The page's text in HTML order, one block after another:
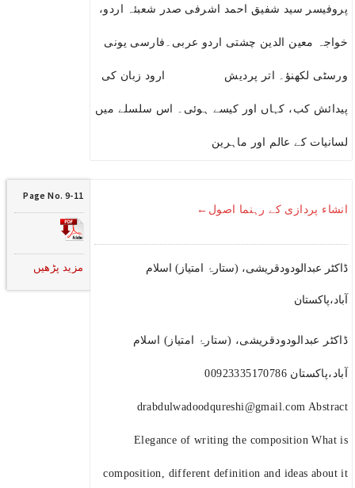
پروفیسر سید شفیق احمد اشرفی صدر شعبئہ اردو،
خواجہ معین الدین چشتی اردو عربی۔فارسی یونی
ورسٹی لکھنؤ۔ اتر پردیش ارود زبان کی
پیدائش کب، کہاں اور کیسے ہوئی۔ اس سلسلے میں
لسانیات کے عالم اور ماہرین
انشاء پردازی کے رہنما اصول←
ڈاکٹر عبدالودودقریشی، (ستارۂ امتیاز) اسلام
آباد،پاکستان
ڈاکٹر عبدالودودقریشی، (ستارۂ امتیاز) اسلام
آباد،پاکستان 00923335170786
drabdulwadoodqureshi@gmail.com Abstract
Elegance of writing the composition What is
composition, different definition and ideas about it
Page No. 9-11
مزید پڑھیں